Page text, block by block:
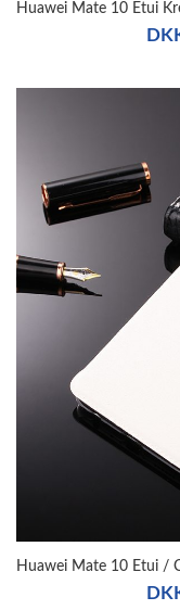
Huawei Mate 10 Etui